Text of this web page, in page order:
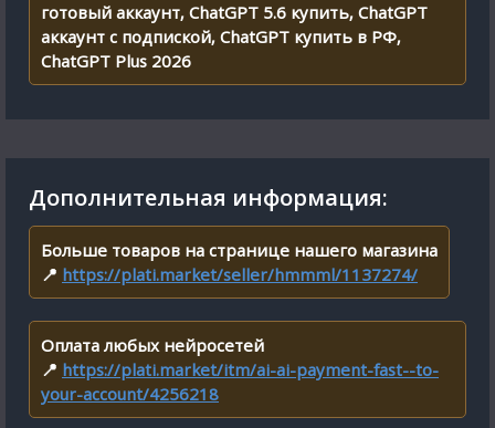
готовый аккаунт, ChatGPT 5.6 купить, ChatGPT
аккаунт с подпиской, ChatGPT купить в РФ,
ChatGPT Plus 2026
Дополнительная информация:
Больше товаров на странице нашего магазина
📍 https://plati.market/seller/hmmml/1137274/
Оплата любых нейросетей
📍 https://plati.market/itm/ai-ai-payment-fast--to-
your-account/4256218